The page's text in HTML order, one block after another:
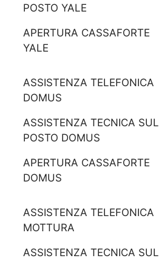
POSTO YALE
APERTURA CASSAFORTE
YALE
ASSISTENZA TELEFONICA
DOMUS
ASSISTENZA TECNICA SUL
POSTO DOMUS
APERTURA CASSAFORTE
DOMUS
ASSISTENZA TELEFONICA
MOTTURA
ASSISTENZA TECNICA SUL